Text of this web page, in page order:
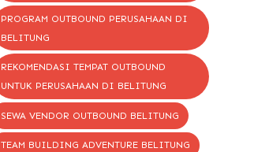
PROGRAM OUTBOUND PERUSAHAAN DI
BELITUNG
REKOMENDASI TEMPAT OUTBOUND
UNTUK PERUSAHAAN DI BELITUNG
SEWA VENDOR OUTBOUND BELITUNG
TEAM BUILDING ADVENTURE BELITUNG